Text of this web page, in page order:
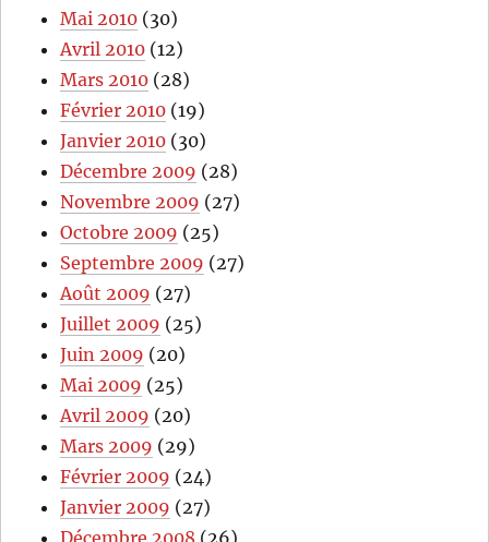
Mai 2010 (30)
Avril 2010 (12)
Mars 2010 (28)
Février 2010 (19)
Janvier 2010 (30)
Décembre 2009 (28)
Novembre 2009 (27)
Octobre 2009 (25)
Septembre 2009 (27)
Août 2009 (27)
Juillet 2009 (25)
Juin 2009 (20)
Mai 2009 (25)
Avril 2009 (20)
Mars 2009 (29)
Février 2009 (24)
Janvier 2009 (27)
Décembre 2008 (26)